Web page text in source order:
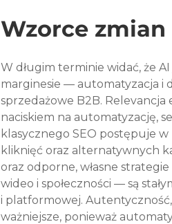
Wzorce zmian
W długim terminie widać, że
marginesie — automatyzacja i
sprzedażowe B2B. Relevancja
naciskiem na automatyzację,
klasycznego SEO postępuje
kliknięć oraz alternatywnych
oraz odporne, własne
wideo i społeczności — są
i platformowej.
ważniejsze, ponieważ